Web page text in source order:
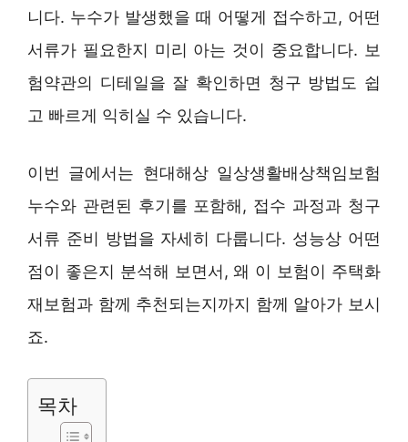
니다. 누수가 발생했을 때 어떻게 접수하고, 어떤
서류가 필요한지 미리 아는 것이 중요합니다. 보
험약관의 디테일을 잘 확인하면 청구 방법도 쉽
고 빠르게 익히실 수 있습니다.
이번 글에서는 현대해상 일상생활배상책임보험
누수와 관련된 후기를 포함해, 접수 과정과 청구
서류 준비 방법을 자세히 다룹니다. 성능상 어떤
점이 좋은지 분석해 보면서, 왜 이 보험이 주택화
재보험과 함께 추천되는지까지 함께 알아가 보시
죠.
목차